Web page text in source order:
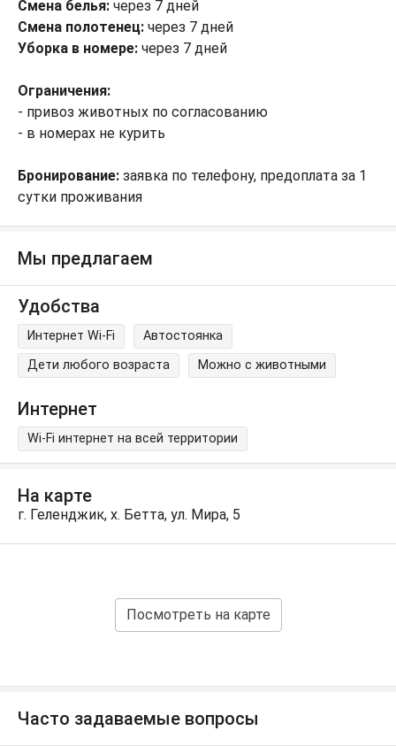
Смена белья: через 7 дней
Смена полотенец: через 7 дней
Уборка в номере: через 7 дней
Ограничения:
- привоз животных по согласованию
- в номерах не курить
Бронирование: заявка по телефону, предоплата за 1
сутки проживания
Мы предлагаем
Удобства
Интернет Wi-Fi
Автостоянка
Дети любого возраста
Можно с животными
Интернет
Wi-Fi интернет на всей территории
На карте
г. Геленджик, х. Бетта, ул. Мира, 5
Посмотреть на карте
Часто задаваемые вопросы